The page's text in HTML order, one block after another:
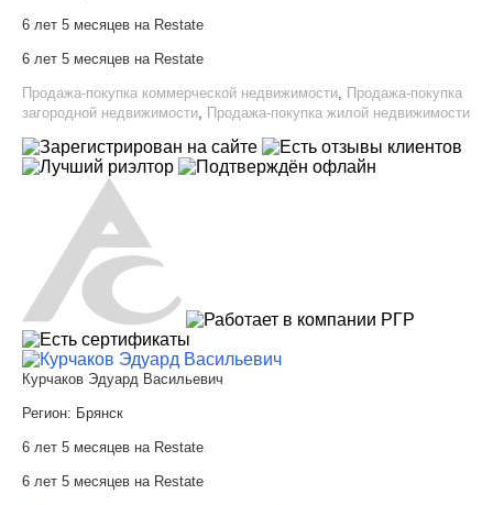
6 лет 5 месяцев на Restate
6 лет 5 месяцев на Restate
Продажа-покупка коммерческой недвижимости, Продажа-покупка
загородной недвижимости, Продажа-покупка жилой недвижимости
Курчаков Эдуард Васильевич
Регион: Брянск
6 лет 5 месяцев на Restate
6 лет 5 месяцев на Restate